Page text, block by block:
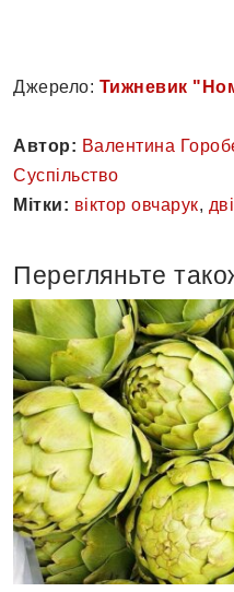
Джерело: Тижневик
Автор: Валентина
Суспільство
Мітки: віктор овчарук,
Перегляньте